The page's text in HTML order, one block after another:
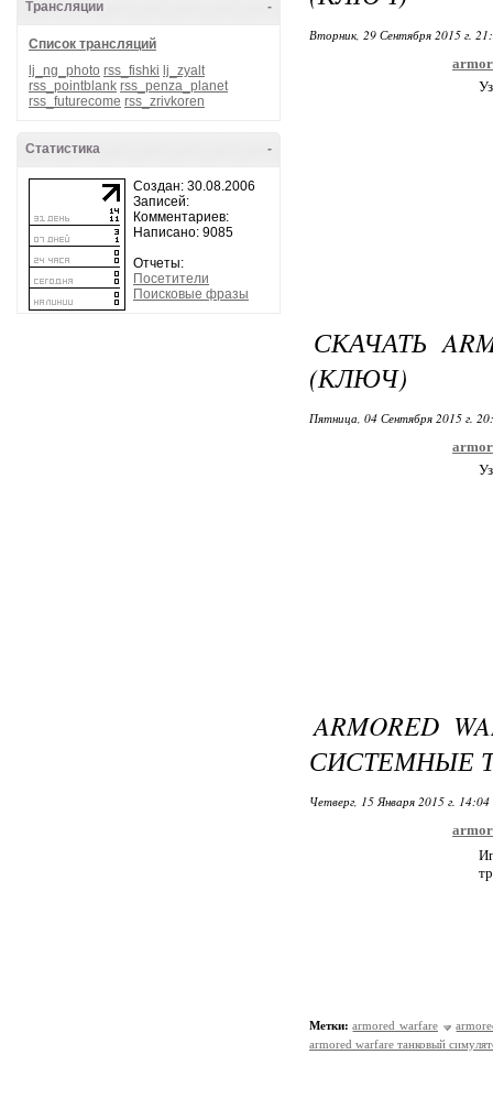
-
Трансляции
Список трансляций
lj_ng_photo rss_fishki lj_zyalt
rss_pointblank rss_penza_planet
rss_futurecome rss_zrivkoren
-
Статистика
Создан: 30.08.2006
Записей:
Комментариев:
Написано: 9085
Отчеты:
Посетители
Поисковые фразы
Вторник, 29 Сентября 2015 г.
СКАЧАТЬ
(КЛЮЧ)
Пятница, 04 Сентября 2015 г.
ARMORED
СИСТЕМНЫЕ
Четверг, 15 Января 2015 г. 14:04
Метки: armored warfare
armored warfare танковый